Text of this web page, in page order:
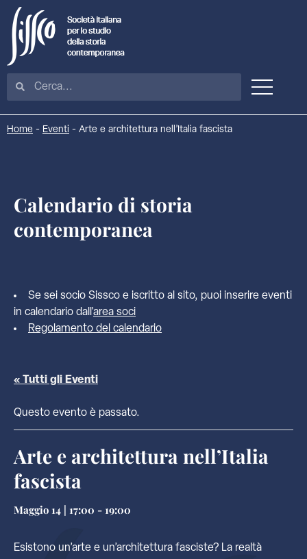
Home - Eventi - Arte e architettura nell’Italia fascista
Calendario di storia
contemporanea
Se sei socio Sissco e iscritto al sito, puoi inserire eventi
in calendario dall'area soci
Regolamento del calendario
« Tutti gli Eventi
Questo evento è passato.
Arte e architettura nell’Italia
fascista
Maggio 14 | 17:00 - 19:00
Esistono un’arte e un’architettura fasciste? La realtà